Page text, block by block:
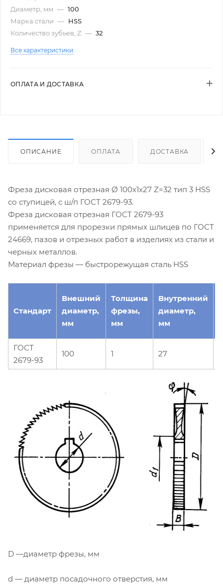
Диаметр, мм — 100
Марка стали — HSS
Количество зубьев, Z — 32
Все характеристики
ОПЛАТА И ДОСТАВКА
ОПИСАНИЕ ОПЛАТА ДОСТАВКА
Фреза дисковая отрезная Ø 100х1х27 Z=32 тип 3 HSS
со ступицей, с ш/п ГОСТ 2679-93.
Фреза дисковая отрезная ГОСТ 2679-93
применяется для прорезки прямых шлицев по ГОСТ
24669, пазов и отрезных работ в изделиях из стали и
черных металлов.
Материал фрезы — быстрорежущая сталь HSS
Стандарт
Внешний
диаметр,
мм
Толщина
фрезы,
мм
Внутренний
диаметр,
мм
ГОСТ
2679-93
100 1 27
D —диаметр фрезы, мм
d — диаметр посадочного отверстия, мм